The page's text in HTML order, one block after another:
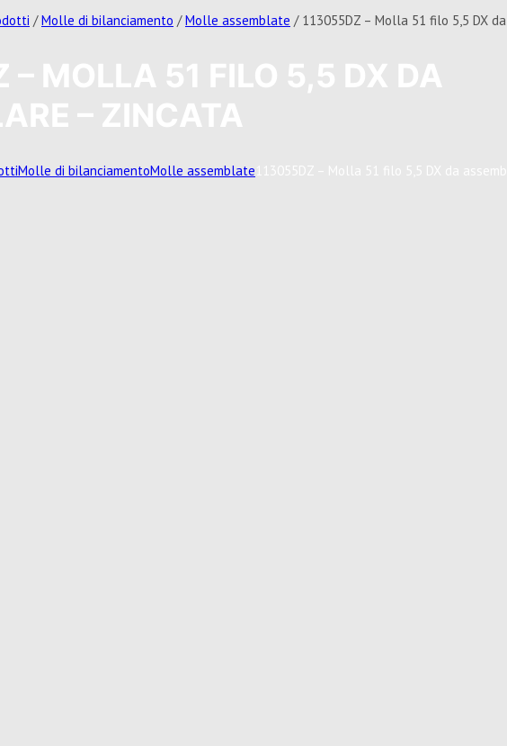
/Molle di bilanciamento /Molle assemblate / 113055DZ – Molla 51 filo 5,5 DX
Molle di bilanciamentoMolle assemblate